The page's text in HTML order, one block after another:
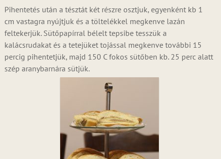
Pihentetés után a tésztát két részre osztjuk, egyenként kb 1
cm vastagra nyújtjuk és a töltelékkel megkenve lazán
feltekerjük. Sütőpapírral bélelt tepsibe tesszük a
kalácsrudakat és a tetejüket tojással megkenve további 15
percig pihentetjük, majd 150 C fokos sütőben kb. 25 perc alatt
szép aranybarnára sütjük.